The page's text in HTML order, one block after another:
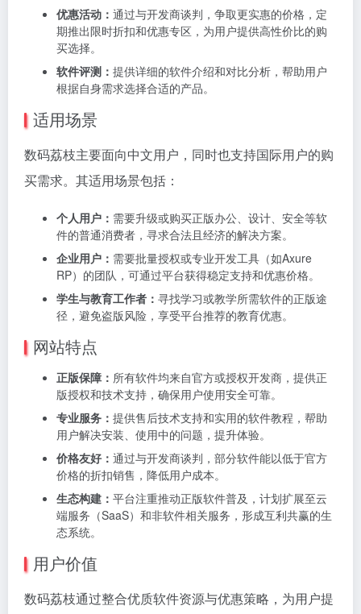
优惠活动： 通过与开发商谈判，争取更实惠的价格，定
期推出限时折扣和优惠专区，为用户提供高性价比的购
买选择。
软件评测： 提供详细的软件介绍和对比分析，帮助用户
根据自身需求选择合适的产品。
适用场景
数码荔枝主要面向中文用户，同时也支持国际用户的购
买需求。其适用场景包括：
个人用户： 需要升级或购买正版办公、设计、安全等软
件的普通消费者，寻求合法且经济的解决方案。
企业用户： 需要批量授权或专业开发工具（如Axure
RP）的团队，可通过平台获得稳定支持和优惠价格。
学生与教育工作者： 寻找学习或教学所需软件的正版途
径，避免盗版风险，享受平台推荐的教育优惠。
网站特点
正版保障： 所有软件均来自官方或授权开发商，提供正
版授权和技术支持，确保用户使用安全可靠。
专业服务： 提供售后技术支持和实用的软件教程，帮助
用户解决安装、使用中的问题，提升体验。
价格友好： 通过与开发商谈判，部分软件能以低于官方
价格的折扣销售，降低用户成本。
生态构建： 平台注重推动正版软件普及，计划扩展至云
端服务（SaaS）和非软件相关服务，形成互利共赢的生
态系统。
用户价值
数码荔枝通过整合优质软件资源与优惠策略，为用户提